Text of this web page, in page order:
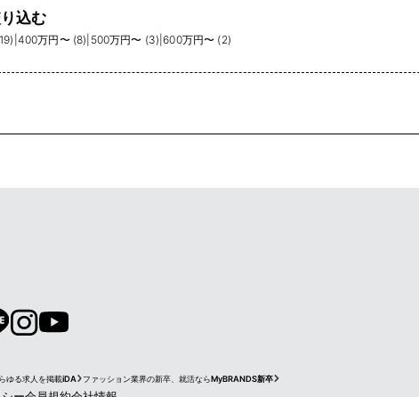
込む
400万円〜 (8) 500万円〜 (3) |600万円〜 (2)
ゆる求人を掲載iDA ファッション業界の新卒、就活ならMyBRANDS新卒